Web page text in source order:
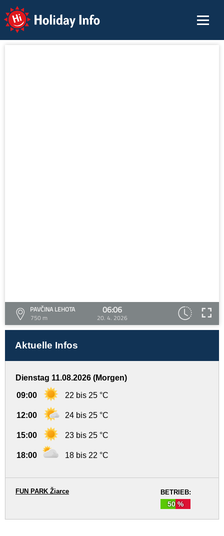
Holiday Info
PAVČINA LEHOTA
750 m
06:06
20. 4. 2026
Aktuelle Infos
Dienstag 11.08.2026 (Morgen)
09:00 22 bis 25 °C
12:00 24 bis 25 °C
15:00 23 bis 25 °C
18:00 18 bis 22 °C
BETRIEB:
50 %
FUN PARK Žiarce